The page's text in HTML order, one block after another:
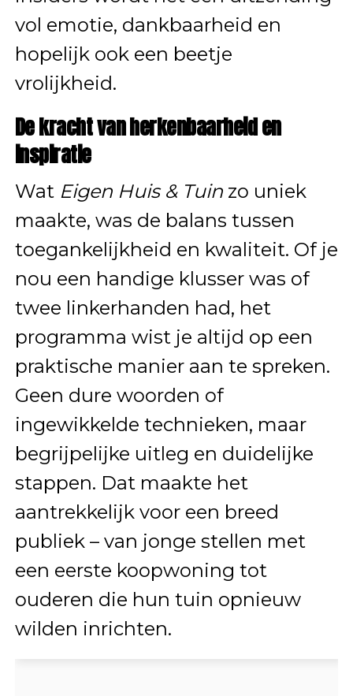
vol emotie, dankbaarheid en
hopelijk ook een beetje
vrolijkheid.
De kracht van herkenbaarheid en
inspiratie
Wat Eigen Huis & Tuinzo uniek
maakte, was de balans tussen
toegankelijkheid en kwaliteit. Of je
nou een handige klusser was of
twee linkerhanden had, het
programma wist je altijd op een
praktische manier aan te spreken.
Geen dure woorden of
ingewikkelde technieken, maar
begrijpelijke uitleg en duidelijke
stappen. Dat maakte het
aantrekkelijk voor een breed
publiek – van jonge stellen met
een eerste koopwoning tot
ouderen die hun tuin opnieuw
wilden inrichten.